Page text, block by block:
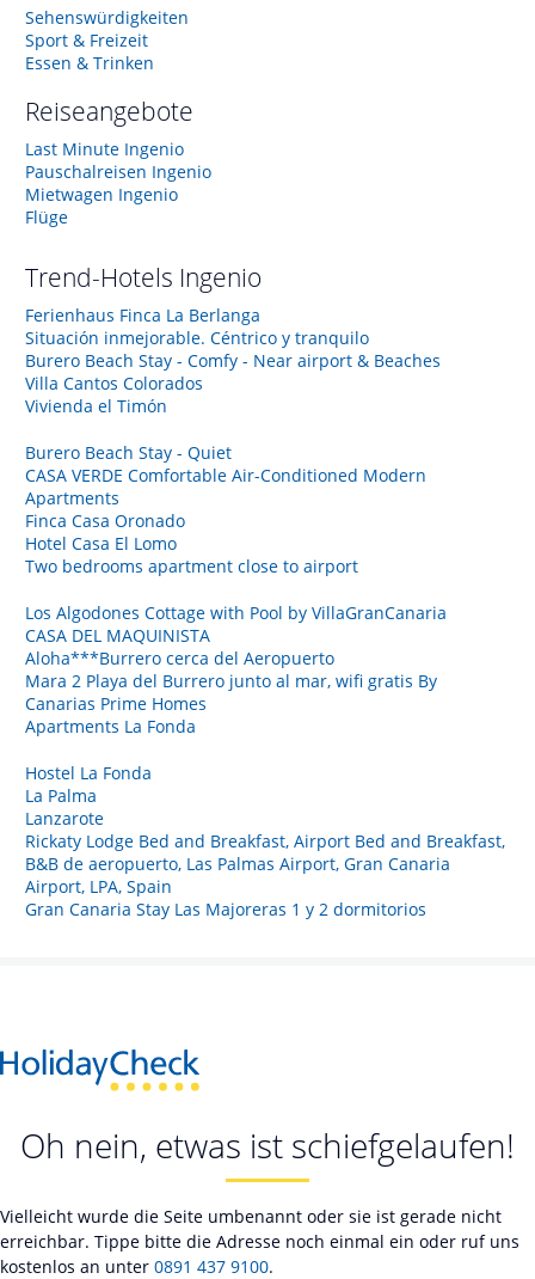
Sehenswürdigkeiten
Sport & Freizeit
Essen & Trinken
Reiseangebote
Last Minute Ingenio
Pauschalreisen Ingenio
Mietwagen Ingenio
Flüge
Trend-Hotels Ingenio
Ferienhaus Finca La Berlanga
Situación inmejorable. Céntrico y tranquilo
Burero Beach Stay - Comfy - Near airport & Beaches
Villa Cantos Colorados
Vivienda el Timón
Burero Beach Stay - Quiet
CASA VERDE Comfortable Air-Conditioned Modern
Apartments
Finca Casa Oronado
Hotel Casa El Lomo
Two bedrooms apartment close to airport
Los Algodones Cottage with Pool by VillaGranCanaria
CASA DEL MAQUINISTA
Aloha***Burrero cerca del Aeropuerto
Mara 2 Playa del Burrero junto al mar, wifi gratis By
Canarias Prime Homes
Apartments La Fonda
Hostel La Fonda
La Palma
Lanzarote
Rickaty Lodge Bed and Breakfast, Airport Bed and Breakfast,
B&B de aeropuerto, Las Palmas Airport, Gran Canaria
Airport, LPA, Spain
Gran Canaria Stay Las Majoreras 1 y 2 dormitorios
Oh nein, etwas ist schiefgelaufen!
Vielleicht wurde die Seite umbenannt oder sie ist gerade nicht
erreichbar. Tippe bitte die Adresse noch einmal ein oder ruf uns
kostenlos an unter 0891 437 9100.